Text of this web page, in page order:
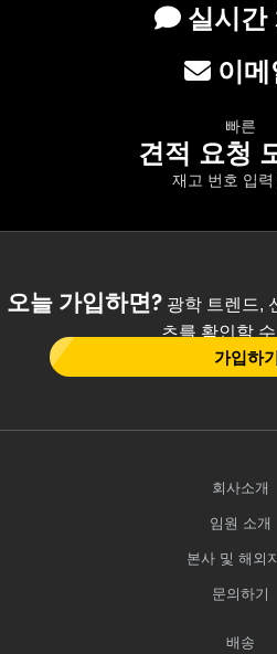
실시간
이메
빠른
견적 요청
재고 번호 입력
오늘 가입하면?광학 트렌드,
츠를 확인할
가입하
회사소개
임원 소개
본사 및 해외
문의하기
배송